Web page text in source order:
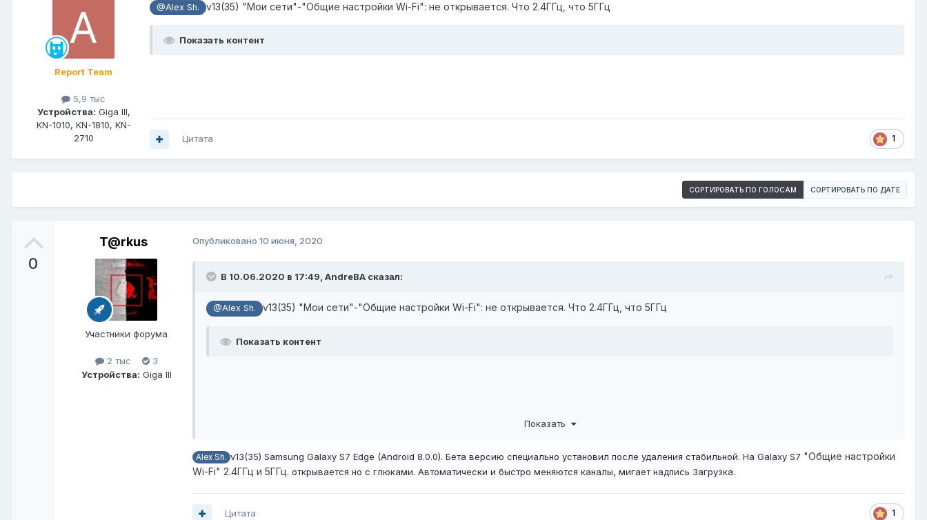
Report Team
5,9 тыс
Устройства: Giga III,
KN-1010, KN-1810, KN-
2710
@Alex Sh. v13(35) "Мои сети"-"Общие настройки Wi-Fi": не открывается. Что 2.4ГГц, что 5ГГц
Показать контент
1
Цитата
СОРТИРОВАТЬ ПО ГОЛОСАМ СОРТИРОВАТЬ ПО ДАТЕ
0
T@rkus
Участники форума
2 тыс
3
Устройства: Giga III
Опубликовано 10 июня, 2020
В 10.06.2020 в 17:49, AndreBA сказал:
@Alex Sh. v13(35) "Мои сети"-"Общие настройки Wi-Fi": не открывается. Что 2.4ГГц, что 5ГГц
Показать контент
Показать
Alex Sh. v13(35) Samsung Galaxy S7 Edge (Android 8.0.0). Бета версию специально установил после удаления стабильной. На Galaxy S7 "Общие настройки
Wi-Fi" 2.4ГГц и 5ГГц. открывается но с глюками. Автоматически и быстро меняются каналы, мигает надпись Загрузка.
1
Цитата